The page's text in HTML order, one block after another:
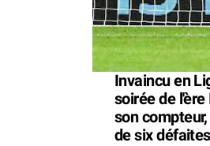
Invaincu en
soirée de
son
de six